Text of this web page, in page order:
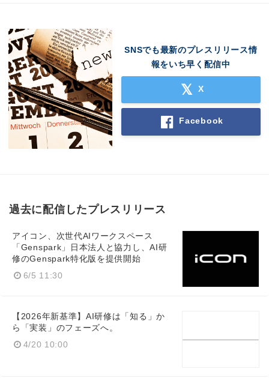
SNSでも最新のプレスリリース情
報をいち早く配信中
X
Facebook
過去に配信したプレスリリース
アイコン、次世代AIワークスペース
「Genspark」日本法人と協力し、AI研
修のGenspark特化版を提供開始
6/5 11:30
【2026年新基準】AI研修は「知る」か
ら「実装」のフェーズへ。
4/20 10:00
Japanese